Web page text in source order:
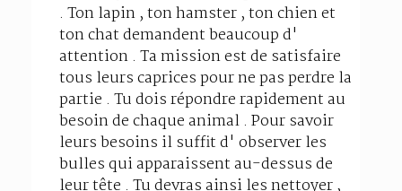
. Ton lapin , ton hamster , ton chien et
ton chat demandent beaucoup d'
attention . Ta mission est de satisfaire
tous leurs caprices pour ne pas perdre la
partie . Tu dois répondre rapidement au
besoin de chaque animal . Pour savoir
leurs besoins il suffit d' observer les
bulles qui apparaissent au-dessus de
leur tête . Tu devras ainsi les nettoyer ,